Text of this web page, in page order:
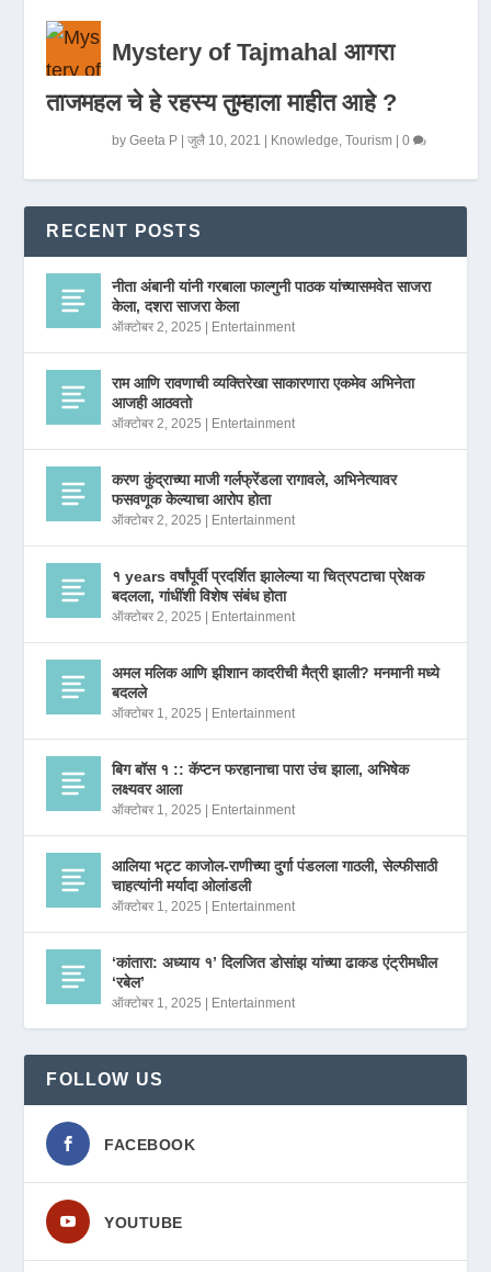
Mystery of Tajmahal आगरा
ताजमहल चे हे रहस्य तुम्हाला माहीत आहे ?
byGeeta P |जुलै 10, 2021 Knowledge,Tourism |0
RECENT POSTS
नीता अंबानी यांनी गरबाला फाल्गुनी पाठक यांच्यासमवेत साजरा
केला, दशरा साजरा केला
ऑक्टोबर 2, 2025 Entertainment
राम आणि रावणाची व्यक्तिरेखा साकारणारा एकमेव अभिनेता
आजही आठवतो
ऑक्टोबर 2, 2025 Entertainment
करण कुंद्राच्या माजी गर्लफ्रेंडला रागावले, अभिनेत्यावर
फसवणूक केल्याचा आरोप होता
ऑक्टोबर 2, 2025 Entertainment
१ years वर्षांपूर्वी प्रदर्शित झालेल्या या चित्रपटाचा प्रेक्षक
बदलला, गांधींशी विशेष संबंध होता
ऑक्टोबर 2, 2025 Entertainment
अमल मलिक आणि झीशान कादरीची मैत्री झाली? मनमानी मध्ये
बदलले
ऑक्टोबर 1, 2025 Entertainment
बिग बॉस १ :: कॅप्टन फरहानाचा पारा उंच झाला, अभिषेक
लक्ष्यवर आला
ऑक्टोबर 1, 2025 Entertainment
आलिया भट्ट काजोल-राणीच्या दुर्गा पंडलला गाठली, सेल्फीसाठी
चाहत्यांनी मर्यादा ओलांडली
ऑक्टोबर 1, 2025 Entertainment
‘कांतारा: अध्याय १’ दिलजित डोसांझ यांच्या ढाकड एंट्रीमधील
‘रबेल’
ऑक्टोबर 1, 2025 Entertainment
FOLLOW US
FACEBOOK
YOUTUBE